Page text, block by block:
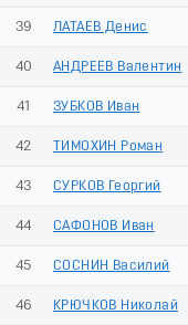
39 ЛАТАЕВ Денис
40 АНДРЕЕВ Валентин
41 ЗУБКОВ Иван
42 ТИМОХИН Роман
43 СУРКОВ Георгий
44 САФОНОВ Иван
45 СОСНИН Василий
46 КРЮЧКОВ Николай